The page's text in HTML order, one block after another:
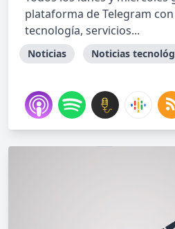
plataforma de Telegram
tecnología, servicios...
Noticias Noticias